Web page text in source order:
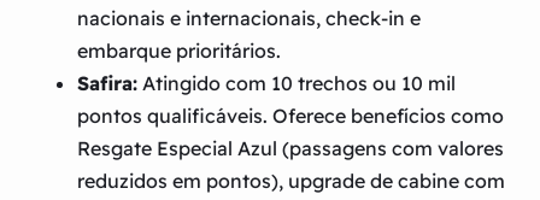
nacionais e internacionais, check-in e
embarque prioritários.
Safira: Atingido com 10 trechos ou 10 mil
pontos qualificáveis. Oferece benefícios como
Resgate Especial Azul (passagens com valores
reduzidos em pontos), upgrade de cabine com